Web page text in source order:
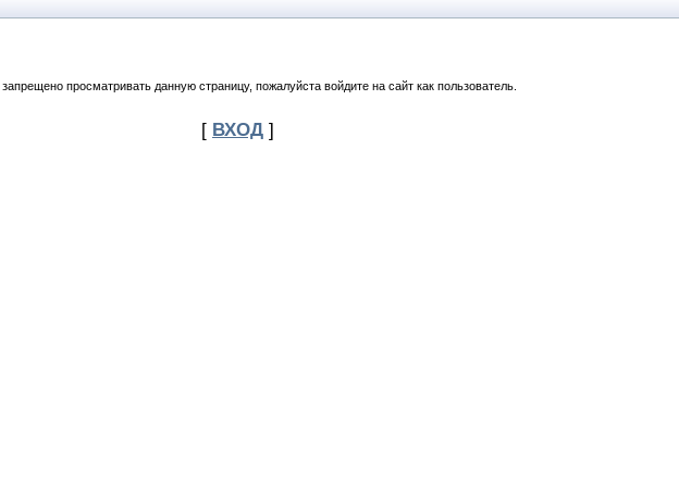
просматривать данную страницу, пожалуйста войдите на сайт как пользователь.
[ ВХОД ]